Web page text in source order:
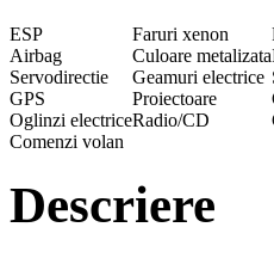
ESP Faruri xenon
Airbag
Culoare metalizata
Servodirectie
Geamuri electrice
GPS
Proiectoare
Oglinzi electriceRadio/CD
Comenzi volan
Descriere